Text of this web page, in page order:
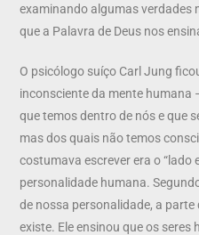
examinando algumas verdades
que a Palavra de Deus nos
O psicólogo suíço Carl Jung
inconsciente da mente humana
que temos dentro de nós e que
mas dos quais não temos
costumava escrever era o “lado
personalidade humana.
de nossa personalidade, a
existe. Ele ensinou que os seres